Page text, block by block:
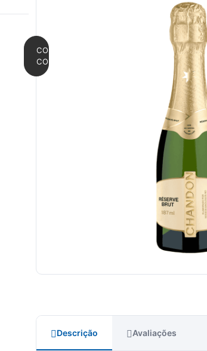
CONTINUAR
COMPRANDO
Descrição Avaliações